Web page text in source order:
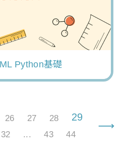
Python基礎
26 27 28 29
32 ... 43 44